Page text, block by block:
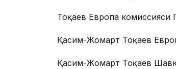
Тоқаев Европа комиссияси
Қасим-Жомарт Тоқаев
Қасим-Жомарт Тоқаев